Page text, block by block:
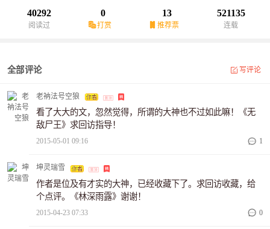
40292
阅读过
0
打赏
13
推荐票
521135
连载
全部评论 写评论
老衲法号空狼
看了大大的文，忽然觉得，所谓的大神也不过如此嘛！《无
敌尸王》求回访指导！
2015-05-01 09:16 1
坤灵瑞雪
作者是位及有才实的大神，已经收藏下了。求回访收藏，给
个点评。《林深雨露》谢谢！
2015-04-23 07:33 0